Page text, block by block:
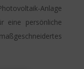
Anlage
eine persönliche